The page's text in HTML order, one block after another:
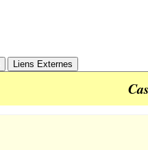
Liens Externes